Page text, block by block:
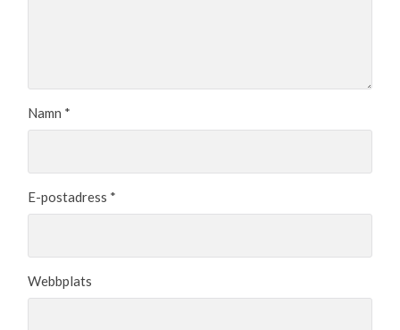
Namn *
E-postadress *
Webbplats